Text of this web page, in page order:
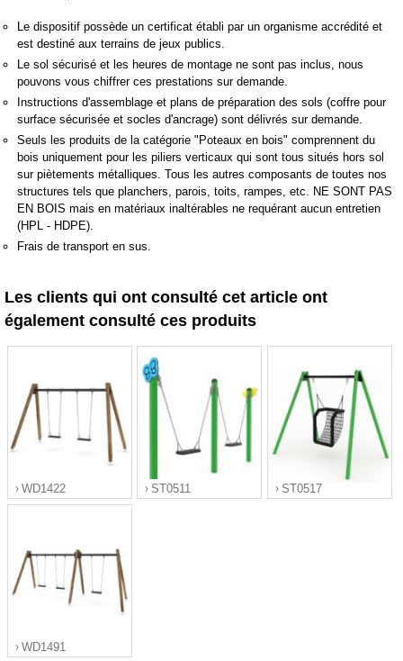
Le dispositif possède un certificat établi par un organisme accrédité et
est destiné aux terrains de jeux publics.
Le sol sécurisé et les heures de montage ne sont pas inclus, nous
pouvons vous chiffrer ces prestations sur demande.
Instructions d'assemblage et plans de préparation des sols (coffre pour
surface sécurisée et socles d'ancrage) sont délivrés sur demande.
Seuls les produits de la catégorie "Poteaux en bois" comprennent du
bois uniquement pour les piliers verticaux qui sont tous situés hors sol
sur piètements métalliques. Tous les autres composants de toutes nos
structures tels que planchers, parois, toits, rampes, etc. NE SONT PAS
EN BOIS mais en matériaux inaltérables ne requérant aucun entretien
(HPL - HDPE).
Frais de transport en sus.
Les clients qui ont consulté cet article ont
également consulté ces produits
WD1422
">
ST0511 ST0517
WD1491